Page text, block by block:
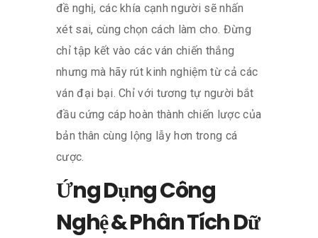
đề nghị, các khía cạnh người sẽ nhấn
xét sai, cùng chọn cách làm cho. Đừng
chỉ tập kết vào các ván chiến thắng
nhưng mà hãy rút kinh nghiệm từ cả các
ván đại bại. Chỉ với tương tự người bắt
đầu cứng cáp hoàn thành chiến lược của
bản thân cùng lộng lẫy hơn trong cá
cược.
Ứng Dụng Công
Nghệ & Phân Tích Dữ